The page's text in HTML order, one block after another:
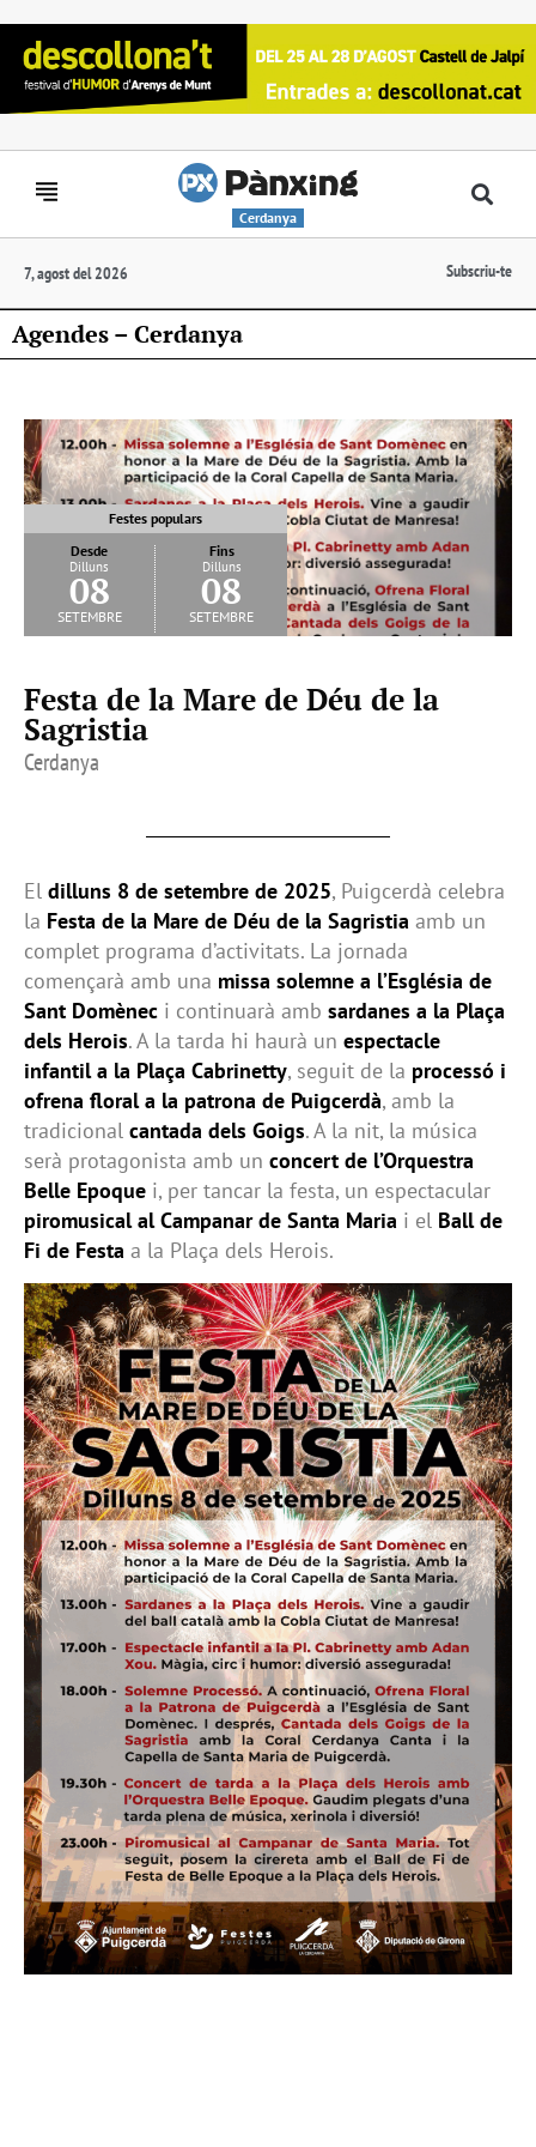
Cerdanya
7, agost del 2026 Subscriu-te
Agendes – Cerdanya
Festes populars
Desde
Dilluns
08
setembre
Fins
Dilluns
08
setembre
Festa de la Mare de Déu de la
Sagristia
Cerdanya
El dilluns 8 de setembre de 2025, Puigcerdà celebra
la Festa de la Mare de Déu de la Sagristia amb un
complet programa d’activitats. La jornada
començarà amb una missa solemne a l’Església de
Sant Domènec i continuarà amb sardanes a la Plaça
dels Herois. A la tarda hi haurà un espectacle
infantil a la Plaça Cabrinetty, seguit de la processó i
ofrena floral a la patrona de Puigcerdà, amb la
tradicional cantada dels Goigs. A la nit, la música
serà protagonista amb un concert de l’Orquestra
Belle Epoque i, per tancar la festa, un espectacular
piromusical al Campanar de Santa Maria i el Ball de
Fi de Festa a la Plaça dels Herois.